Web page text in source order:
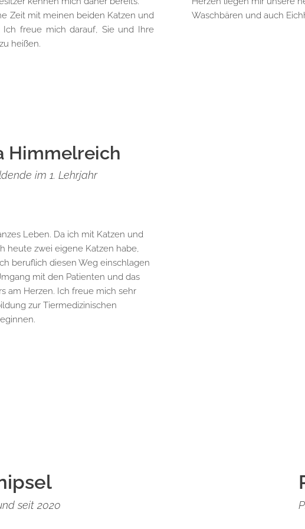
Zeit mit meinen beiden Katzen und
freue mich darauf, Sie und Ihre
heißen.
Waschbären und auch
Himmelreich
im 1. Lehrjahr
Leben. Da ich mit Katzen und
heute zwei eigene Katzen habe,
beruflich diesen Weg einschlagen
mit den Patienten und das
am Herzen. Ich freue mich sehr
zur Tiermedizinischen
seit 2020